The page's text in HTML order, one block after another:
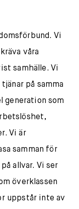
Vi
våra
samhälle. Vi
på samma
generation som
Vi är
samman för
allvar. Vi ser
överklassen
uppstår inte av